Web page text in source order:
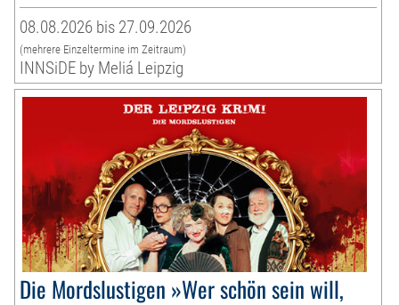
08.08.2026 bis 27.09.2026
(mehrere Einzeltermine im Zeitraum)
INNSiDE by Meliá Leipzig
Die Mordslustigen »Wer schön sein will,